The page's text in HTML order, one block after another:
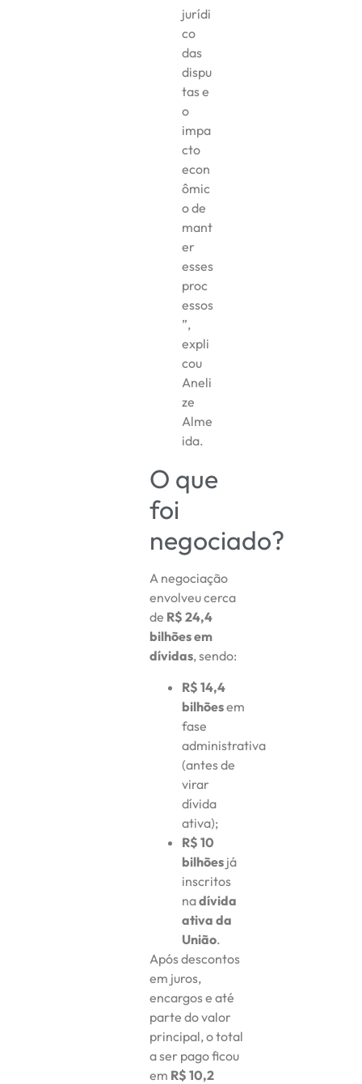
jurídi
co
das
dispu
tas e
o
impa
cto
econ
ômic
o de
mant
er
esses
proc
essos
”,
expli
cou
Aneli
ze
Alme
ida.
O que
foi
negociado?
A negociação
envolveu cerca
de R$ 24,4
bilhões em
dívidas, sendo:
R$ 14,4
bilhõesem
fase
administrativa
(antes de
virar
dívida
ativa);
R$ 10
bilhões já
inscritos
nadívida
ativa da
União.
Após descontos
em juros,
encargos e até
parte do valor
principal, o total
a ser pago ficou
em R$ 10,2